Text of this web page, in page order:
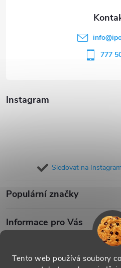
Tento web používá soubory
Instagram
Sledovat na
Populární značky
Informace pro Vás
info@
777